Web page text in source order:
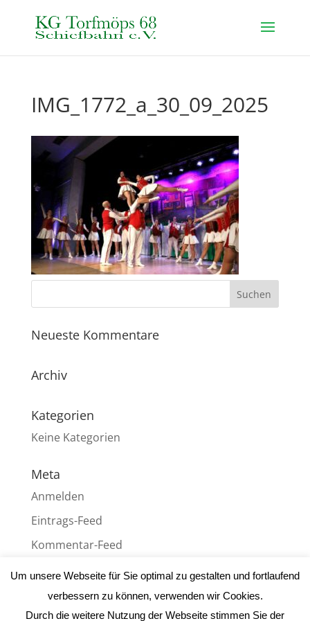
IMG_1772_a_30_09_2025
Neueste Kommentare
Archiv
Kategorien
Keine Kategorien
Meta
Anmelden
Eintrags-Feed
Kommentar-Feed
WordPress.org
Um unsere Webseite für Sie optimal zu gestalten und fortlaufend
verbessern zu können, verwenden wir Cookies.
Durch die weitere Nutzung der Webseite stimmen Sie der